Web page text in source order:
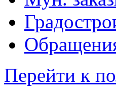
Перейти к